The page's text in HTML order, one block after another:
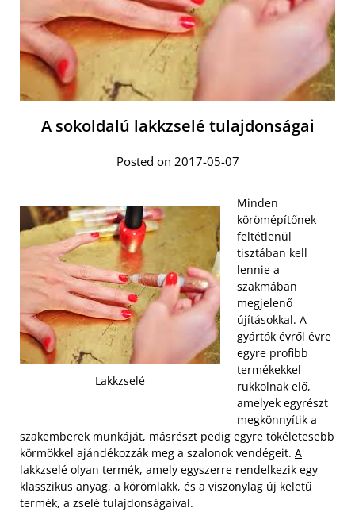
A sokoldalú lakkzselé tulajdonságai
Posted on 2017-05-07
Lakkzselé
Minden
körömépítőnek
feltétlenül
tisztában kell
lennie a
szakmában
megjelenő
újításokkal. A
gyártók évről évre
egyre profibb
termékekkel
rukkolnak elő,
amelyek egyrészt
megkönnyítik a
szakemberek munkáját, másrészt pedig egyre tökéletesebb
körmökkel ajándékozzák meg a szalonok vendégeit. A
lakkzselé olyan termék, amely egyszerre rendelkezik egy
klasszikus anyag, a körömlakk, és a viszonylag új keletű
termék, a zselé tulajdonságaival.